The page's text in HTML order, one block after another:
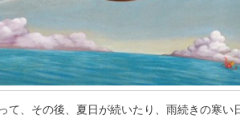
て、その後、夏日が続いたり、雨続きの寒い